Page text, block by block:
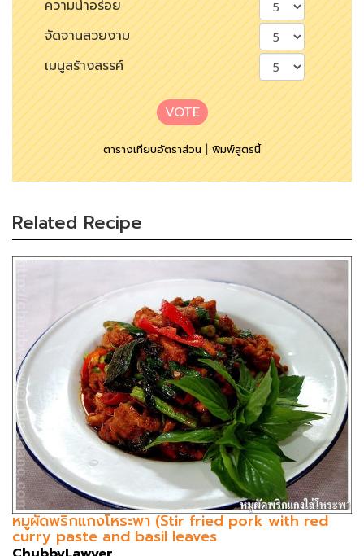
ความน่าอร่อย
จัดจานสวยงาม
เมนูสร้างสรรค์
VOTE
ตารางเทียบอัตราส่วน|พิมพ์สูตรนี้
Related Recipe
หมูผัดพริกแกงโหระพา (Stir fried pork with red
curry paste and basil leaves